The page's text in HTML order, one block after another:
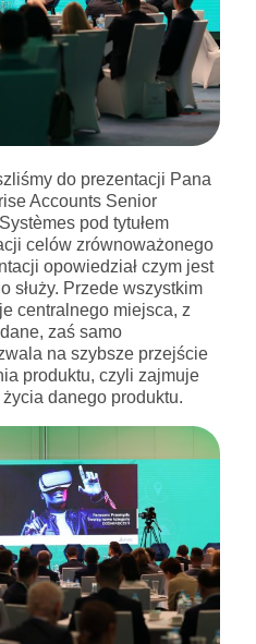
do prezentacji Pana
Accounts Senior
pod tytułem
celów zrównoważonego
opowiedział czym jest
służy. Przede wszystkim
centralnego miejsca, z
zaś samo
na szybsze przejście
produktu, czyli zajmuje
danego produktu.